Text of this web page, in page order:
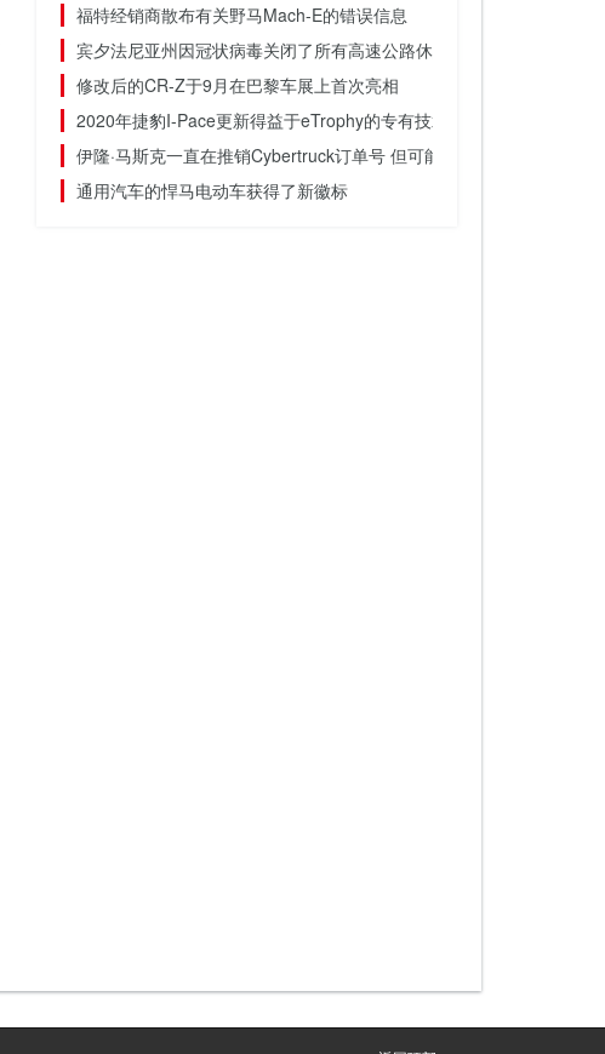
福特经销商散布有关野马Mach-E的错误信息
宾夕法尼亚州因冠状病毒关闭了所有高速公路休息区
修改后的CR-Z于9月在巴黎车展上首次亮相
2020年捷豹I-Pace更新得益于eTrophy的专有技术
伊隆·马斯克一直在推销Cyber​​truck订单号 但可能不准确
通用汽车的悍马电动车获得了新徽标